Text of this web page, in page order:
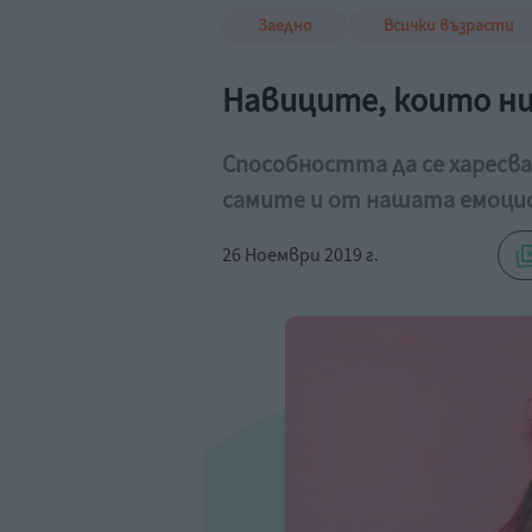
Заедно Всички възрасти
Навиците, които
Способността да се
самите и от нашата
26 Ноември 2019 г.